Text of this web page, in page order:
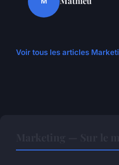
Voir tous les articles